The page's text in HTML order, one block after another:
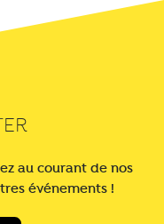
au courant de nos
événements !